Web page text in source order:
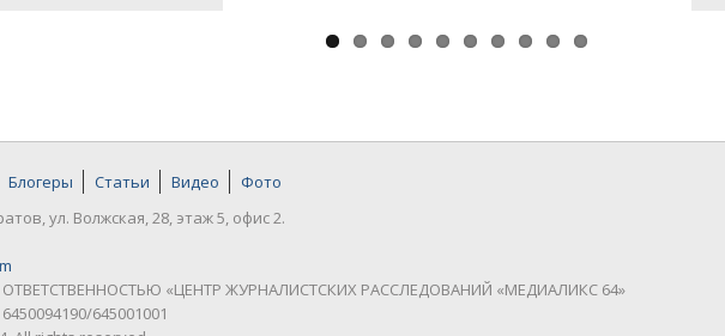
Блогеры Статьи Видео
Фото
ул. Волжская, 28, этаж 5, офис 2.
«ЦЕНТР ЖУРНАЛИСТСКИХ РАССЛЕДОВАНИЙ «МЕДИАЛИКС 64»
645001001